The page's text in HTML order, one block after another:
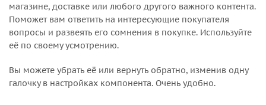
магазине, доставке или любого другого важного контента.
Поможет вам ответить на интересующие покупателя
вопросы и развеять его сомнения в покупке. Используйте
её по своему усмотрению.
Вы можете убрать её или вернуть обратно, изменив одну
галочку в настройках компонента. Очень удобно.